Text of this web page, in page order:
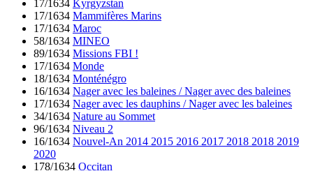
17/1634 Kyrgyzstan
17/1634 Mammifères Marins
17/1634 Maroc
58/1634 MINEO
89/1634 Missions FBI !
17/1634 Monde
18/1634 Monténégro
16/1634 Nager avec les baleines / Nager avec des baleines
17/1634 Nager avec les dauphins / Nager avec les baleines
34/1634 Nature au Sommet
96/1634 Niveau 2
16/1634 Nouvel-An 2014 2015 2016 2017 2018 2018 2019
2020
178/1634 Occitan